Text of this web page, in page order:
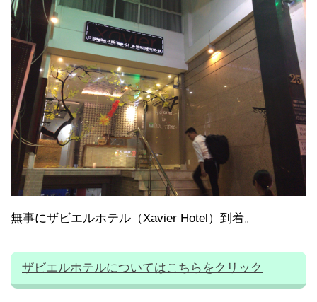
無事にザビエルホテル（Xavier Hotel）到着。
ザビエルホテルについてはこちらをクリック